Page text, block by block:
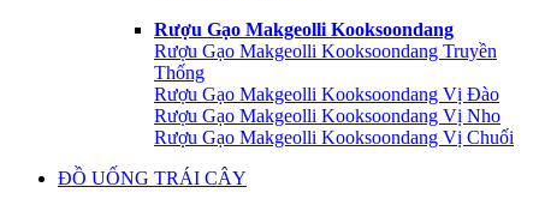
Rượu Gạo Makgeolli Kooksoondang
Rượu Gạo Makgeolli Kooksoondang Truyền
Thống
Rượu Gạo Makgeolli Kooksoondang Vị Đào
Rượu Gạo Makgeolli Kooksoondang Vị Nho
Rượu Gạo Makgeolli Kooksoondang Vị Chuối
ĐỒ UỐNG TRÁI CÂY